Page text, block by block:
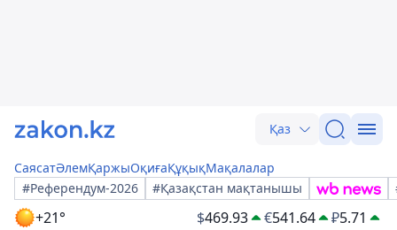
Қаз
СаясатӘлемҚаржыОқиғаҚұқықМақалалар
#Референдум-2026
#Қазақстан мақтанышы
+21° $469.93 €541.64 ₽5.71